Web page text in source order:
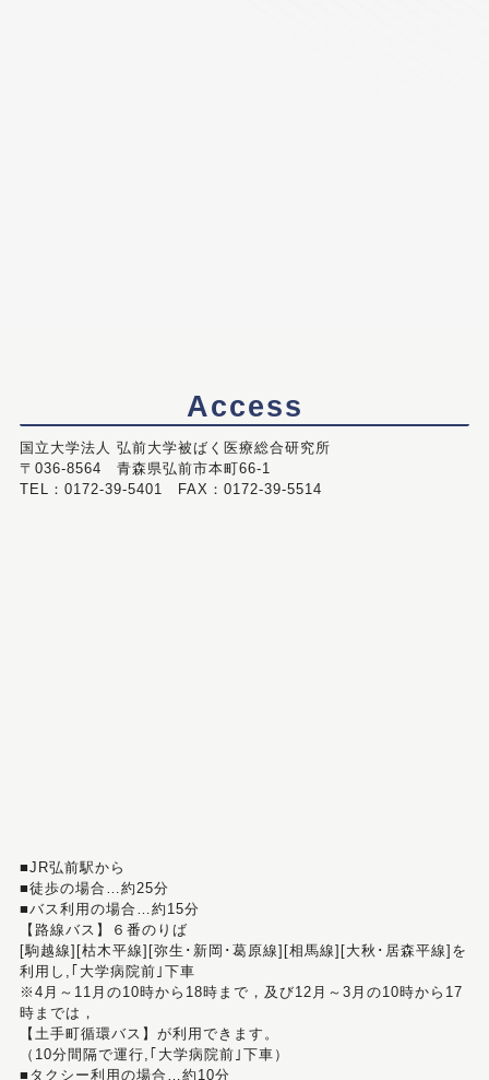
Access
国立大学法人 弘前大学被ばく医療総合研究所
〒036-8564 青森県弘前市本町66-1
TEL：0172-39-5401 FAX：0172-39-5514
■JR弘前駅から
■徒歩の場合…約25分
■バス利用の場合…約15分
【路線バス】６番のりば
[駒越線][枯木平線][弥生･新岡･葛原線][相馬線][大秋･居森平線]を
利用し,｢大学病院前｣下車
※4月～11月の10時から18時まで，及び12月～3月の10時から17
時までは，
【土手町循環バス】が利用できます。
（10分間隔で運行,｢大学病院前｣下車）
■タクシー利用の場合…約10分